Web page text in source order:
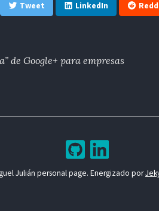
Tweet LinkedIn
de Google+ para empresas
Julián personal page. Energizado por